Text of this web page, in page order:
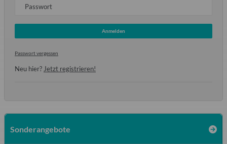
Passwort
Anmelden
Passwort vergessen
Neu hier? Jetzt registrieren!
Sonderangebote